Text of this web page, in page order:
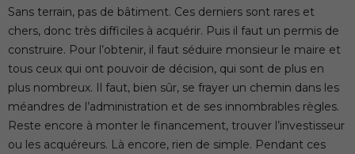
Sans terrain, pas de bâtiment. Ces derniers sont rares et
chers, donc très difficiles à acquérir. Puis il faut un permis de
construire. Pour l’obtenir, il faut séduire monsieur le maire et
tous ceux qui ont pouvoir de décision, qui sont de plus en
plus nombreux. Il faut, bien sûr, se frayer un chemin dans les
méandres de l’administration et de ses innombrables règles.
Reste encore à monter le financement, trouver l’investisseur
ou les acquéreurs. Là encore, rien de simple. Pendant ces